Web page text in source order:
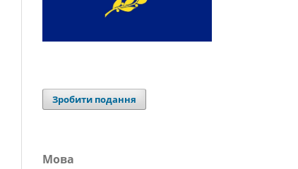
Зробити подання
Мова